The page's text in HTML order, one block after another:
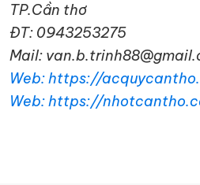
TP.Cần thơ
ĐT: 0943253275
Mail:
Web: https://
Web: https://